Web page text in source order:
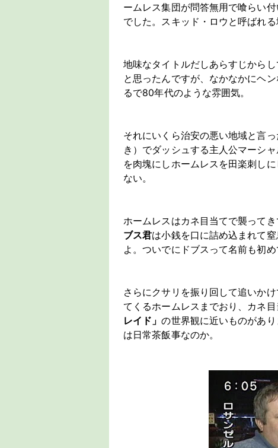
ームレス集団が問答無用で喰らい
でした。スキッド・ロウと呼ばれる
地味なタイトルだしあらすじから
と思ったんですが、なかなかにヘ
るで80年代のような雰囲気。
それにいくら治安の悪い地域と言
き）でダッシュする主人公マーシ
を肉塊にしホームレスを田楽刺し
ない。
ホームレスはカネ目当てで襲って
ブス君は小銭を口に詰め込まれて
よ。ついでにドブスって名前も初め
さらにクサリを振り回して追いか
てくるホームレスまでおり、カネ
レイド」の世界観に近いものがあ
は日常茶飯事なのか。